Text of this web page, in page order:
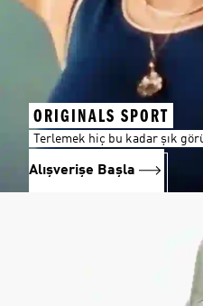
ORIGINALS SPORT
Terlemek hiç bu kadar şık
Alışverişe Başla